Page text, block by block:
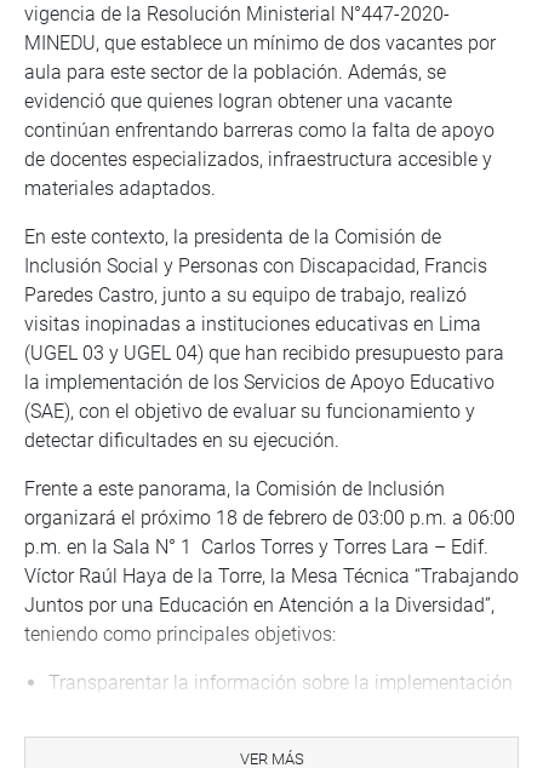
vigencia de la Resolución Ministerial N°447-2020-
MINEDU, que establece un mínimo de dos vacantes por
aula para este sector de la población. Además, se
evidenció que quienes logran obtener una vacante
continúan enfrentando barreras como la falta de apoyo
de docentes especializados, infraestructura accesible y
materiales adaptados.
En este contexto, la presidenta de la Comisión de
Inclusión Social y Personas con Discapacidad, Francis
Paredes Castro, junto a su equipo de trabajo, realizó
visitas inopinadas a instituciones educativas en Lima
(UGEL 03 y UGEL 04) que han recibido presupuesto para
la implementación de los Servicios de Apoyo Educativo
(SAE), con el objetivo de evaluar su funcionamiento y
detectar dificultades en su ejecución.
Frente a este panorama, la Comisión de Inclusión
organizará el próximo 18 de febrero de 03:00 p.m. a 06:00
p.m. en la Sala N° 1 Carlos Torres y Torres Lara – Edif.
Víctor Raúl Haya de la Torre, la Mesa Técnica “Trabajando
Juntos por una Educación en Atención a la Diversidad”,
teniendo como principales objetivos:
Transparentar la información sobre la implementación
proyectados para 2025.
VER MÁS